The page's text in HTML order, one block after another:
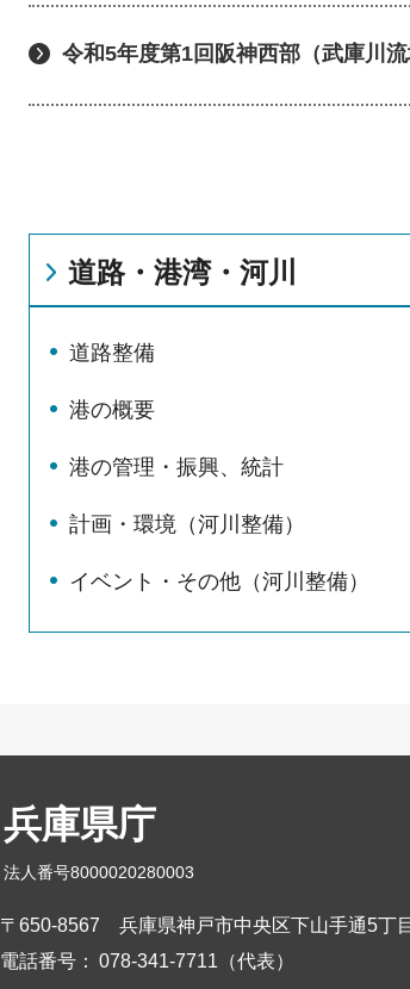
令和5年度第1回阪神西部（武庫川
道路・港湾・河川
道路整備
港の概要
港の管理・振興、統計
計画・環境（河川整備）
イベント・その他（河川整備）
兵庫県庁
法人番号8000020280003
〒650-8567
兵庫県神戸市中央区下山手通5丁
電話番号： 078-341-7711（代表）